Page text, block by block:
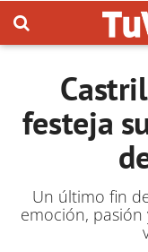
festeja
Un último fin
emoción,